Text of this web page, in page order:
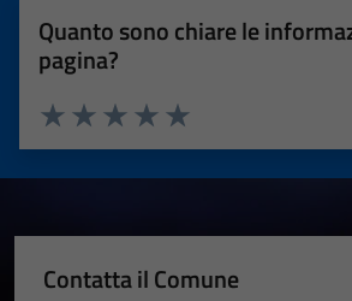
Quanto sono chiare le
pagina?
Valuta 5 stelle su 5
Valuta 4 stelle su 5
Valuta 3 stelle su 5
Valuta 2 stelle su 5
Valuta 1 stelle su 5
Contatta il Comune